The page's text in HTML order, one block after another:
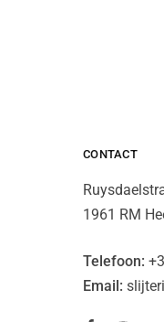
CONTACT
1961 RM
Telefoon:
Email: